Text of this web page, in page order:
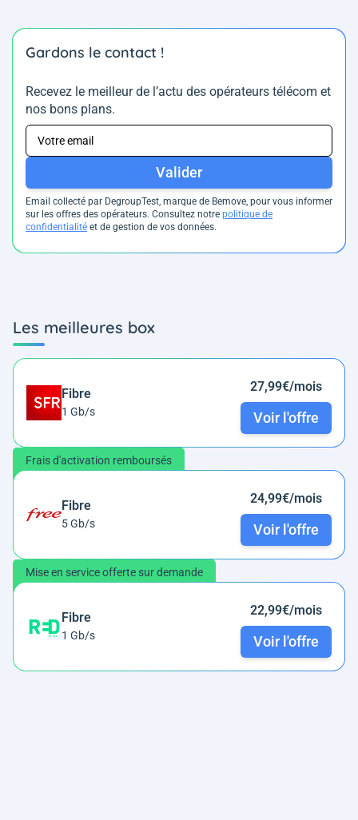
Gardons le contact !
Recevez le meilleur de l’actu des opérateurs télécom et
nos bons plans.
Valider
Email collecté par DegroupTest, marque de Bemove, pour vous informer
sur les offres des opérateurs. Consultez notre politique de
confidentialité et de gestion de vos données.
Les meilleures box
Fibre
1 Gb/s
27,99€/mois
Voir l'offre
Frais d'activation remboursés
Fibre
5 Gb/s
24,99€/mois
Voir l'offre
Mise en service offerte sur demande
Fibre
1 Gb/s
22,99€/mois
Voir l'offre